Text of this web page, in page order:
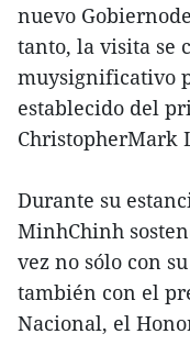
nuevo
tanto, la visita se
muysignificativo
establecido del
ChristopherMark
Durante su
MinhChinh
vez no sólo con
también con el
Nacional, el